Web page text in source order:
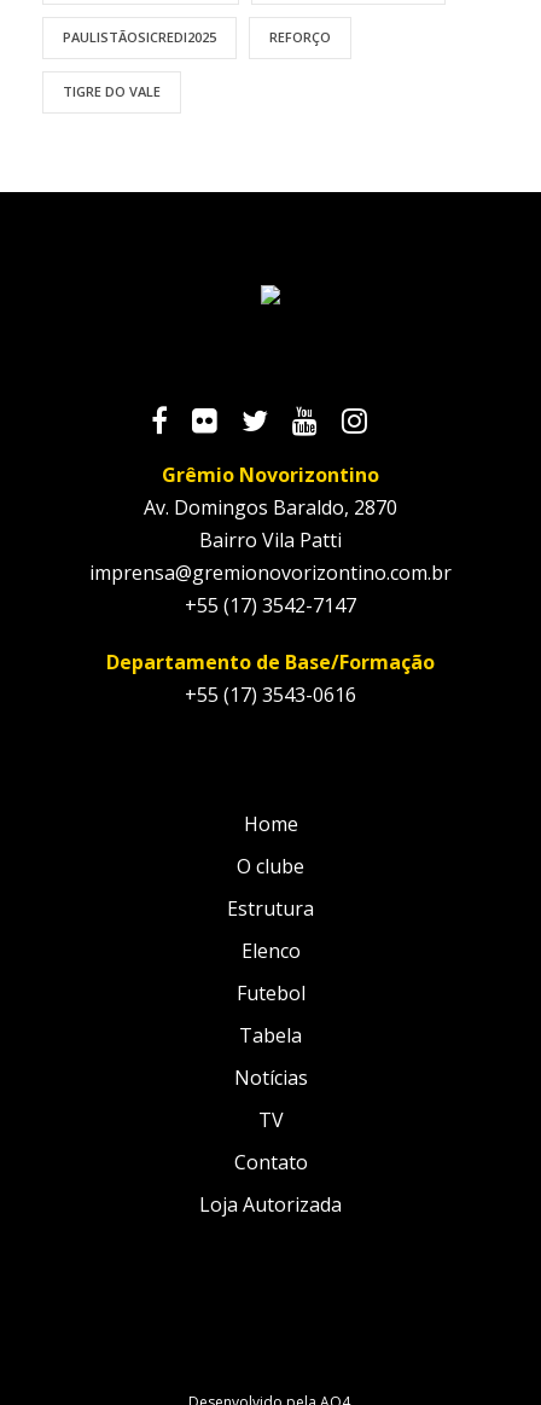
PAULISTÃOSICREDI2025 REFORÇO
TIGRE DO VALE
Grêmio Novorizontino
Av. Domingos Baraldo, 2870
Bairro Vila Patti
imprensa@gremionovorizontino.com.br
+55 (17) 3542-7147
Departamento de Base/Formação
+55 (17) 3543-0616
Home
O clube
Estrutura
Elenco
Futebol
Tabela
Notícias
TV
Contato
Loja Autorizada